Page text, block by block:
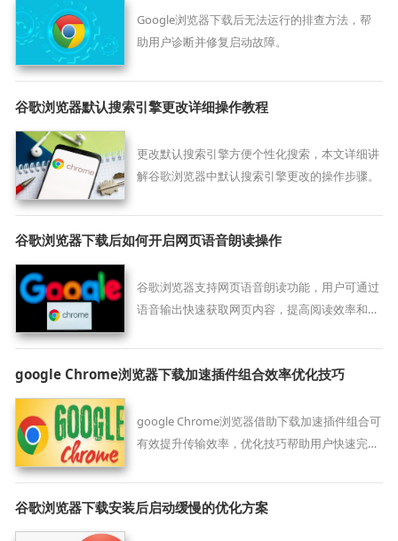
Google浏览器下载后无法运行的排查方法，帮
助用户诊断并修复启动故障。
谷歌浏览器默认搜索引擎更改详细操作教程
更改默认搜索引擎方便个性化搜索，本文详细讲
解谷歌浏览器中默认搜索引擎更改的操作步骤。
谷歌浏览器下载后如何开启网页语音朗读操作
谷歌浏览器支持网页语音朗读功能，用户可通过
语音输出快速获取网页内容，提高阅读效率和信
用。
google Chrome浏览器下载加速插件组合效率优化技巧
google Chrome浏览器借助下载加速插件组合可
有效提升传输效率，优化技巧帮助用户快速完成
谷歌浏览器下载安装后启动缓慢的优化方案